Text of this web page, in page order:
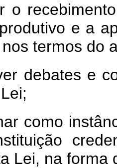
o
e a
termos do
debates e
como
Lei, na forma